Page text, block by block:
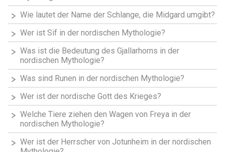
Wie lautet der Name der Schlange, die Midgard umgibt?
Wer ist Sif in der nordischen Mythologie?
Was ist die Bedeutung des Gjallarhorns in der
nordischen Mythologie?
Was sind Runen in der nordischen Mythologie?
Wer ist der nordische Gott des Krieges?
Welche Tiere ziehen den Wagen von Freya in der
nordischen Mythologie?
Wer ist der Herrscher von Jotunheim in der nordischen